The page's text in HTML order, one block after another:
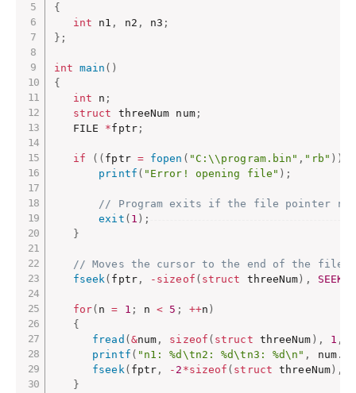
{
int n1 , n2 , n3 ;
} ;
int main ( )
{
int n ;
struct threeNum num;
   FILE
*fptr;
if ( ( fptr = fopen ( "C:\\program.bin" , "rb" ) )
printf ( "Error! opening file" ) ;
// Program exits if the file pointer
exit ( 1 ) ;
}
// Moves the cursor to the end of the file
fseek( fptr, - sizeof ( struct threeNum ) ,
for( n = 1 ; n < 5 ; ++n )
{
fread ( &num , sizeof ( struct threeNum ) , 1 ,
printf ( "n1: %d\tn2: %d\tn3: %d\n" , num.
fseek( fptr , - 2 *sizeof ( struct threeNum) ,
}